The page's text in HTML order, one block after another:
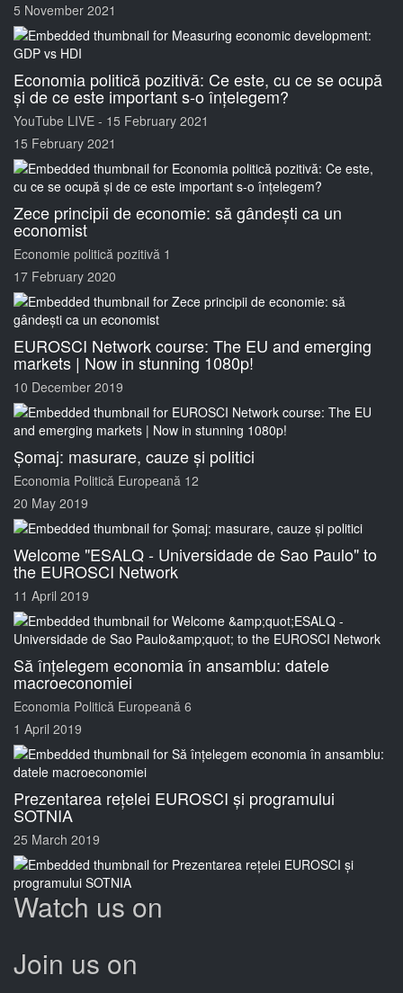
5 November 2021
Economia politică pozitivă: Ce este, cu ce se ocupă
și de ce este important s-o înțelegem?
YouTube LIVE - 15 February 2021
15 February 2021
Zece principii de economie: să gândești ca un
economist
Economie politică pozitivă 1
17 February 2020
EUROSCI Network course: The EU and emerging
markets | Now in stunning 1080p!
10 December 2019
Șomaj: masurare, cauze și politici
Economia Politică Europeană 12
20 May 2019
Welcome "ESALQ - Universidade de Sao Paulo" to
the EUROSCI Network
11 April 2019
Să înțelegem economia în ansamblu: datele
macroeconomiei
Economia Politică Europeană 6
1 April 2019
Prezentarea rețelei EUROSCI și programului
SOTNIA
25 March 2019
Watch us on
Join us on